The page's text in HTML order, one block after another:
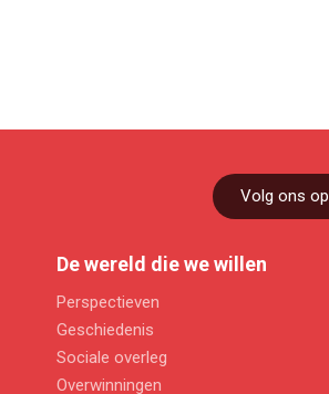
Volg ons op
De wereld die we willen
Perspectieven
Geschiedenis
Sociale overleg
Overwinningen